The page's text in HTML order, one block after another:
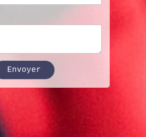
Envoyer